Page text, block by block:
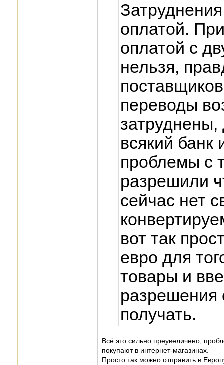
оплатой.
оплатой с
нельзя,
переводы
затруднены,
всякий банк
проблемы с
разрешили
сейчас нет
вот так
евро для
товары и
разрешения
получать.
Всё это сильно преувеличено,
покупают в интернет-магазинах.
Просто так можно отправить в